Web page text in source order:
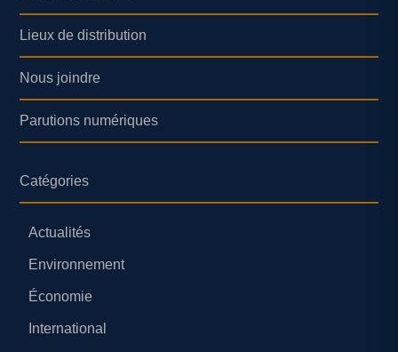
Lieux de distribution
Nous joindre
Parutions numériques
Catégories
Actualités
Environnement
Économie
International